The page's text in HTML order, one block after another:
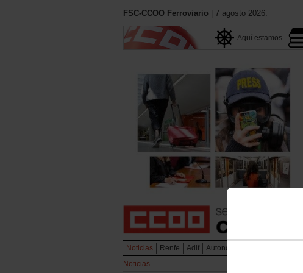
FSC-CCOO Ferroviario | 7 agosto 2026.
Aquí estamos
Noticias Renfe Adif Autonómicos
Noticias